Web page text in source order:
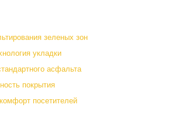
зеленых зон
укладки
асфальта
покрытия
посетителей